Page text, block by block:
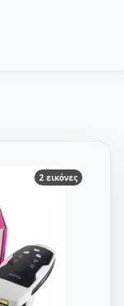
2 εικόνες